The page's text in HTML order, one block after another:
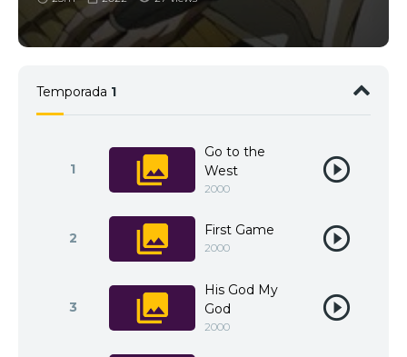
Temporada 1
1
Go to the
West
2000
2 First Game
2000
3
His God My
God
2000